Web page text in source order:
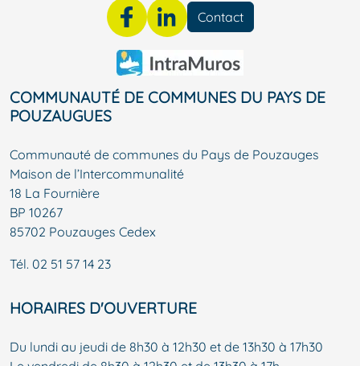
Contact
COMMUNAUTÉ DE COMMUNES DU PAYS DE
POUZAUGUES
Communauté de communes du Pays de Pouzauges
Maison de l’Intercommunalité
18 La Fournière
BP 10267
85702 Pouzauges Cedex
Tél. 02 51 57 14 23
HORAIRES D'OUVERTURE
Du lundi au jeudi de 8h30 à 12h30 et de 13h30 à 17h30